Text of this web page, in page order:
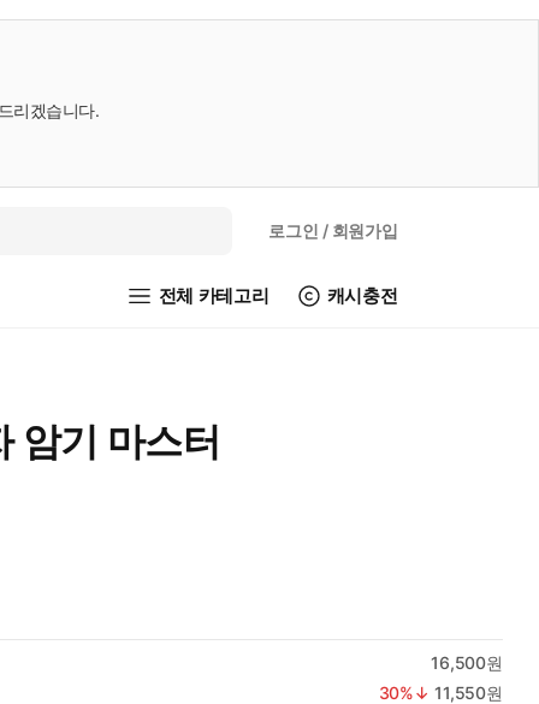
리겠습니다.
로그인 / 회원가입
전체 카테고리 캐시충전
암기 마스터
16,500원
30%↓ 11,550원